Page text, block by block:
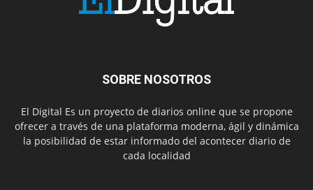
SOBRE NOSOTROS
El Digital Es un proyecto de diarios online que se propone
ofrecer a través de una plataforma moderna, ágil y dinámica
la posibilidad de estar informado del acontecer diario de
cada localidad